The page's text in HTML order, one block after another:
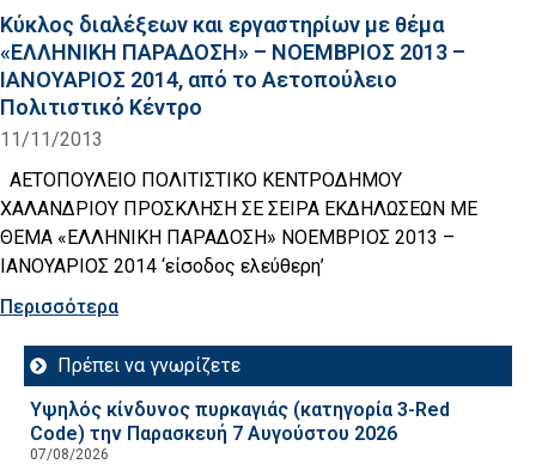
Κύκλος διαλέξεων και εργαστηρίων με θέμα
«ΕΛΛΗΝΙΚΗ ΠΑΡΑΔΟΣΗ» – ΝΟΕΜΒΡΙΟΣ 2013 –
ΙΑΝΟΥΑΡΙΟΣ 2014, από το Αετοπούλειο
Πολιτιστικό Κέντρο
11/11/2013
ΑΕΤΟΠΟΥΛΕΙΟ ΠΟΛΙΤΙΣΤΙΚΟ ΚΕΝΤΡΟΔΗΜΟΥ
ΧΑΛΑΝΔΡΙΟΥ ΠΡΟΣΚΛΗΣΗ ΣΕ ΣΕΙΡΑ ΕΚΔΗΛΩΣΕΩΝ ΜΕ
ΘΕΜΑ «ΕΛΛΗΝΙΚΗ ΠΑΡΑΔΟΣΗ» ΝΟΕΜΒΡΙΟΣ 2013 –
ΙΑΝΟΥΑΡΙΟΣ 2014 ‘είσοδος ελεύθερη’
Περισσότερα
Πρέπει να γνωρίζετε
Υψηλός κίνδυνος πυρκαγιάς (κατηγορία 3-Red
Code) την Παρασκευή 7 Αυγούστου 2026
07/08/2026